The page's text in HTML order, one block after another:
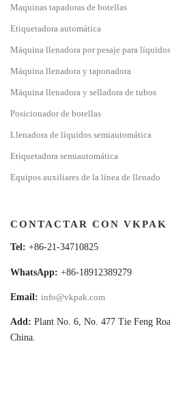
Maquinas tapadoras de botellas
Etiquetadora automática
Máquina llenadora por pesaje para líquidos
Máquina llenadora y taponadora
Máquina llenadora y selladora de tubos
Posicionador de botellas
Llenadora de líquidos semiautomática
Etiquetadora semiautomática
Equipos auxiliares de la línea de llenado
CONTACTAR CON VKPAK
Tel: +86-21-34710825
WhatsApp: +86-18912389279
Email: info@vkpak.com
Add: Plant No. 6, No. 477 Tie Feng
China.